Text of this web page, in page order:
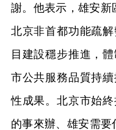
謝。他表示，雄安新
北京非首都功能疏
目建設穩步推進，
市公共服務品質持
性成果。北京市始
的事來辦、雄安需要